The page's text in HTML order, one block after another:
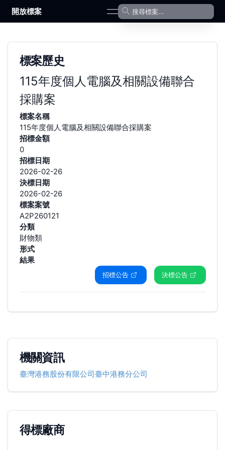
開放標案 open navigation menu
標案歷史
115年度個人電腦及相關設備聯合
採購案
標案名稱
115年度個人電腦及相關設備聯合採購案
招標金額
0
招標日期
2026-02-26
決標日期
2026-02-26
標案案號
A2P260121
分類
財物類
形式
結果
招標公告 決標公告
機關資訊
臺灣港務股份有限公司臺中港務分公司
得標廠商